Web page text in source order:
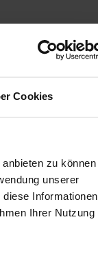
Cookies
zu können
unserer
Informationen
Ihrer Nutzung